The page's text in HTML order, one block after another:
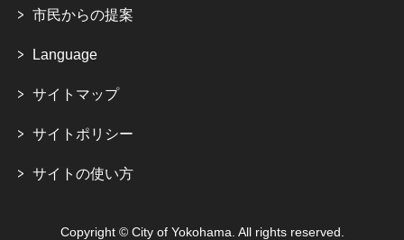
市民からの提案
Language
サイトマップ
サイトポリシー
サイトの使い方
Copyright © City of Yokohama. All rights reserved.